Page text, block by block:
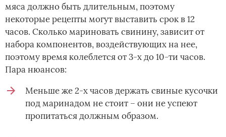
мяса должно быть длительным, поэтому
некоторые рецепты могут выставить срок в 12
часов. Сколько мариновать свинину, зависит от
набора компонентов, воздействующих на нее,
поэтому время колеблется от 3-х до 10-ти часов.
Пара нюансов:
Меньше же 2-х часов держать свиные кусочки
под маринадом не стоит – они не успеют
пропитаться должным образом.